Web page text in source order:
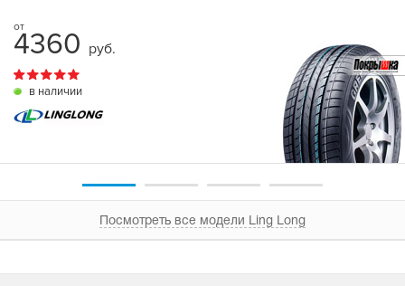
4360 руб.
в наличии
Посмотреть все модели Ling Long